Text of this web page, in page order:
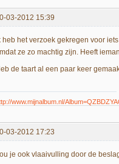
03-2012 15:39
heb het verzoek gekregen voor
ze zo machtig zijn. Heeft
de taart al een paar keer
www.mijnalbum.nl/
03-2012 17:23
je ook vlaaivulling door de